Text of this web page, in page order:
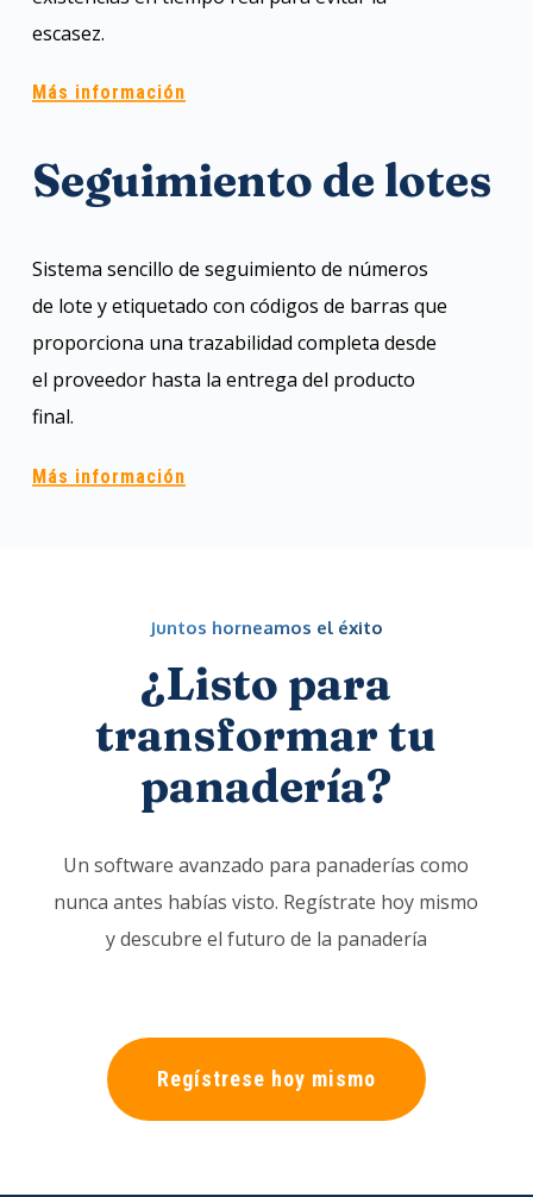
escasez.
Más información
Seguimiento de lotes
Sistema sencillo de seguimiento de números
de lote y etiquetado con códigos de barras que
proporciona una trazabilidad completa desde
el proveedor hasta la entrega del producto
final.
Más información
Juntos horneamos el éxito
¿Listo para
transformar tu
panadería?
Un software avanzado para panaderías como
nunca antes habías visto. Regístrate hoy mismo
y descubre el futuro de la panadería
Regístrese hoy mismo